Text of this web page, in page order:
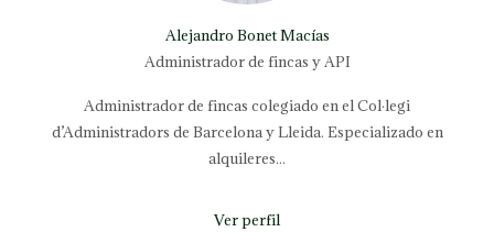
Alejandro Bonet Macías
Administrador de fincas y API
Administrador de fincas colegiado en el Col·legi
d’Administradors de Barcelona y Lleida. Especializado en
alquileres...
Ver perfil